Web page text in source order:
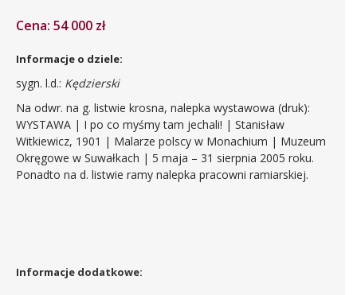
Cena: 54 000 zł
Informacje o dziele:
sygn. l.d.: Kędzierski
Na odwr. na g. listwie krosna, nalepka wystawowa (druk):
WYSTAWA | I po co myśmy tam jechali! | Stanisław
Witkiewicz, 1901 | Malarze polscy w Monachium | Muzeum
Okręgowe w Suwałkach | 5 maja – 31 sierpnia 2005 roku.
Ponadto na d. listwie ramy nalepka pracowni ramiarskiej.
Informacje dodatkowe: